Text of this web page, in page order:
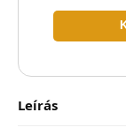
Leírás